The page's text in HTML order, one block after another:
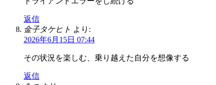
返信
金子タケヒト より:
2026年6月15日 07:44
その状況を楽しむ、乗り越えた自分を想像する
返信